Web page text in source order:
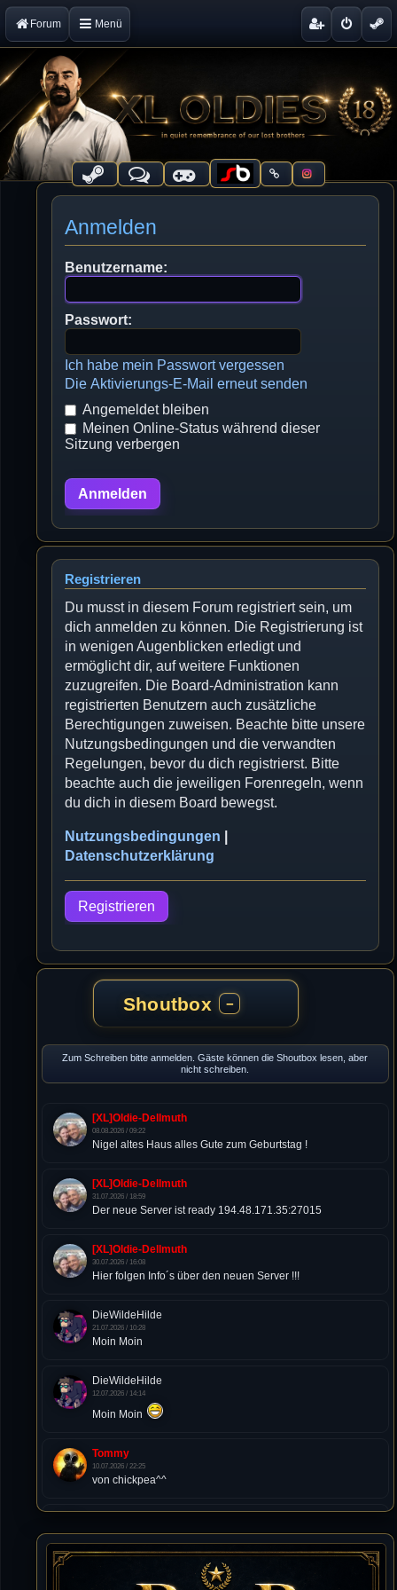
Forum Menü
Anmelden
Benutzername:
Passwort:
Ich habe mein Passwort vergessen
Die Aktivierungs-E-Mail erneut senden
Angemeldet bleiben
Meinen Online-Status während dieser
Sitzung verbergen
Registrieren
Du musst in diesem Forum registriert sein, um
dich anmelden zu können. Die Registrierung ist
in wenigen Augenblicken erledigt und
ermöglicht dir, auf weitere Funktionen
zuzugreifen. Die Board-Administration kann
registrierten Benutzern auch zusätzliche
Berechtigungen zuweisen. Beachte bitte unsere
Nutzungsbedingungen und die verwandten
Regelungen, bevor du dich registrierst. Bitte
beachte auch die jeweiligen Forenregeln, wenn
du dich in diesem Board bewegst.
Nutzungsbedingungen
Datenschutzerklärung
Registrieren
Shoutbox −
Zum Schreiben bitte anmelden. Gäste können die Shoutbox lesen, aber
nicht schreiben.
[XL]Oldie-Dellmuth
08.08.2026 / 09:22
Nigel altes Haus alles Gute zum Geburtstag !
[XL]Oldie-Dellmuth
31.07.2026 / 18:59
Der neue Server ist ready 194.48.171.35:27015
[XL]Oldie-Dellmuth
30.07.2026 / 16:08
Hier folgen Info´s über den neuen Server !!!
DieWildeHilde
21.07.2026 / 10:28
Moin Moin
DieWildeHilde
12.07.2026 / 14:14
Moin Moin
Tommy
10.07.2026 / 22:25
von chickpea^^
10.07.2026 / 22:25
Letzte Aktivität:
27. Dez 2023, 22:48